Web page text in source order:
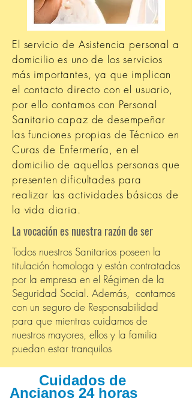
El servicio de Asistencia personal a
domicilio es uno de los servicios
más importantes, ya que implican
el contacto directo con el usuario,
por ello contamos con Personal
Sanitario capaz de desempeñar
las funciones propias de Técnico en
Curas de Enfermería, en el
domicilio de aquellas personas que
presenten dificultades para
realizar las actividades básicas de
la vida diaria.
La vocación es nuestra razón de ser
Todos nuestros Sanitarios poseen la
titulación homologa y están contratados
por la empresa en el Régimen de la
Seguridad Social. Además, contamos
con un seguro de Responsabilidad
para que mientras cuidamos de
nuestros mayores, ellos y la familia
puedan estar tranquilos
Cuidados de
Ancianos 24 horas